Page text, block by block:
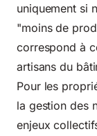
uniquement si
"moins de
correspond à
artisans du
Pour les
la gestion des
enjeux